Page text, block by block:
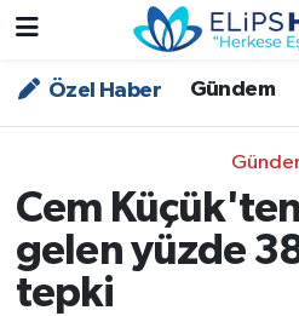
Özel Haber Gündem
Cem
gelen yüzde
tepki
Özel Haber
Asayiş
Bilim - Teknoloji
Nöbetçi Eczaneler
Trafik Durumu
Süper Lig Puan Durumu